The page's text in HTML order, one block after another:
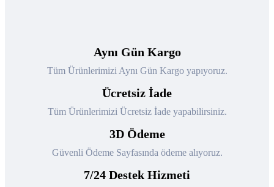
Aynı Gün Kargo
Tüm Ürünlerimizi Aynı Gün Kargo yapıyoruz.
Ücretsiz İade
Tüm Ürünlerimizi Ücretsiz İade yapabilirsiniz.
3D Ödeme
Güvenli Ödeme Sayfasında ödeme alıyoruz.
7/24 Destek Hizmeti